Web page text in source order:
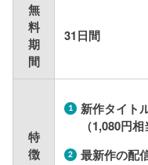
無
料
期
間
31日間
特
徴
新作タイト
（1,080円相
最新作の配